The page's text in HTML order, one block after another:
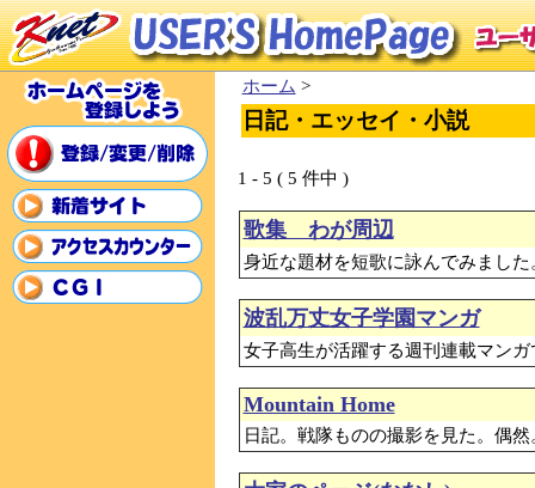
ホーム >
日記・エッセイ・小説
1 - 5 ( 5 件中 )
歌集 わが周辺
身近な題材を短歌に詠んでみました
波乱万丈女子学園マンガ
女子高生が活躍する週刊連載マンガ
Mountain Home
日記。戦隊ものの撮影を見た。偶然